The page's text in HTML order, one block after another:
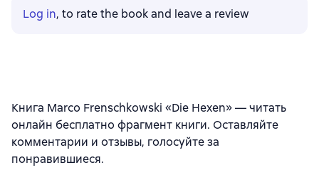
Log in, to rate the book and leave a review
Книга Marco Frenschkowski «Die Hexen» — читать
онлайн бесплатно фрагмент книги. Оставляйте
комментарии и отзывы, голосуйте за
понравившиеся.